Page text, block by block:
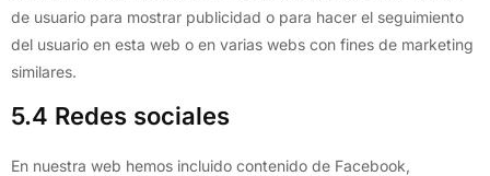
de usuario para mostrar publicidad o para hacer el seguimiento
del usuario en esta web o en varias webs con fines de marketing
similares.
5.4 Redes sociales
En nuestra web hemos incluido contenido de Facebook,